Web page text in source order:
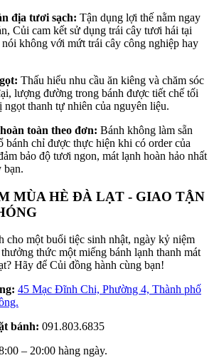
địa tươi sạch: Tận dụng lợi thế nằm ngay
Củi cam kết sử dụng trái cây tươi hái tại
không với mứt trái cây công nghiệp hay
Thấu hiểu nhu cầu ăn kiêng và chăm sóc
lượng đường trong bánh được tiết chế tối
thanh tự nhiên của nguyên liệu.
toàn theo đơn: Bánh không làm sẵn
bánh chỉ được thực hiện khi có order của
bảo độ tươi ngon, mát lạnh hoàn hảo nhất
bạn.
MÙA HÈ ĐÀ LẠT - GIAO TẬN
cho một buổi tiệc sinh nhật, ngày kỷ niệm
thức một miếng bánh lạnh thanh mát
Hãy để Củi đồng hành cùng bạn!
45 Mạc Đĩnh Chi, Phường 4, Thành phố
bánh: 091.803.6835
– 20:00 hàng ngày.